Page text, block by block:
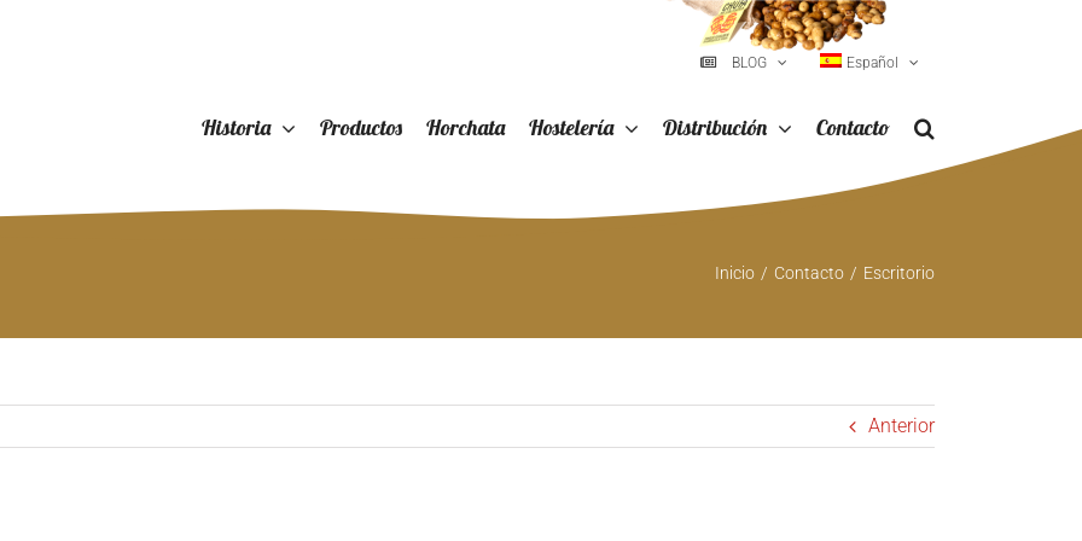
BLOG Español
Historia Productos Horchata Hostelería Distribución Contacto
Inicio Contacto Escritorio
Anterior